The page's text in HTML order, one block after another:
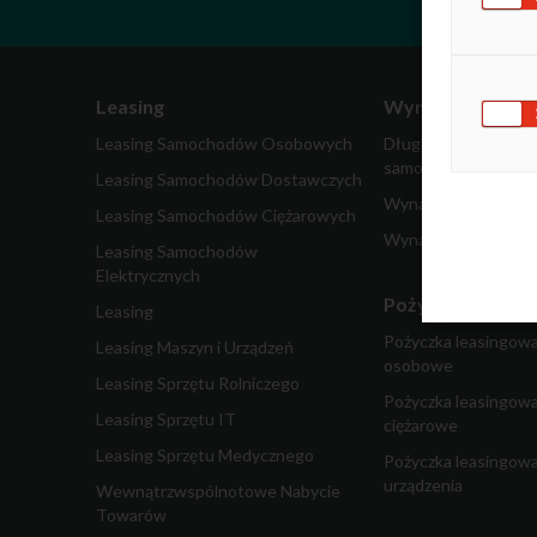
Leasing
Leasing Samochodów Osobowych
Leasing Samochodów Dostawczych
Leasing Samochodów Ciężarowych
Leasing Samochodów
Elektrycznych
Leasing
Leasing Maszyn i Urządzeń
Leasing Sprzętu Rolniczego
Leasing Sprzętu IT
Leasing Sprzętu Medycznego
Wewnątrzwspólnotowe Nabycie
Towarów
Wynajem
Długoterminowy
samochodów
Wynajem
Wynajem pojazdów
Pożyczka dla firm
Pożyczka
osobowe
Pożyczka
ciężarowe
Pożyczka
urządzenia